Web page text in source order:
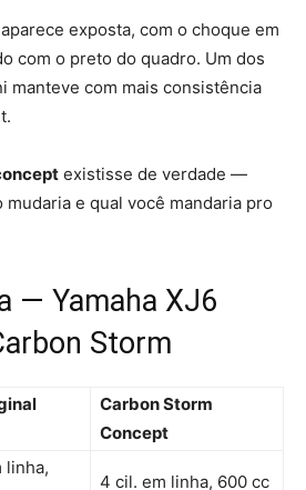
exposta, com o choque em
com o preto do quadro. Um dos
manteve com mais consistência
existisse de verdade —
e qual você mandaria pro
— Yamaha XJ6
Storm
Carbon Storm
Concept
linha,
4 cil. em linha, 600 cc